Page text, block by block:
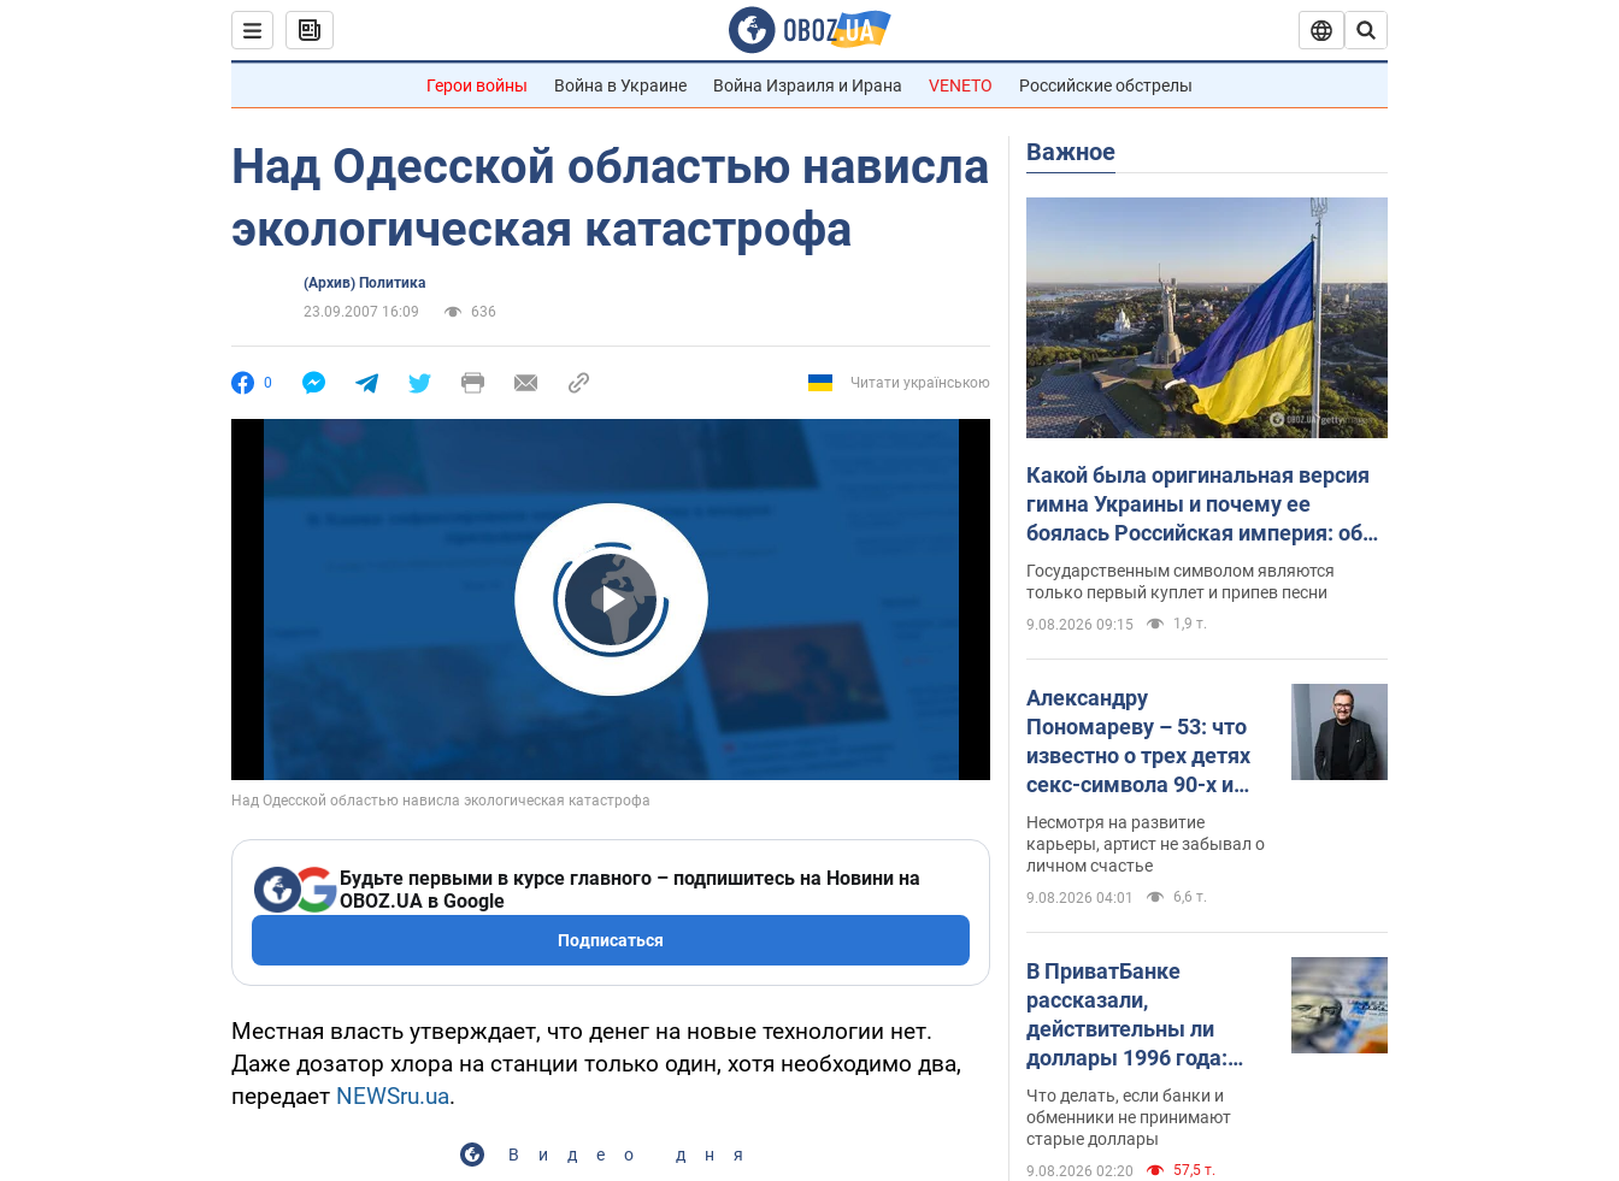
Герои войны Война в Украине Война Израиля и Ирана VENETO Российские обстрелы
Над Одесской областью нависла
экологическая катастрофа
(Архив) Политика
23.09.2007 16:09
636
0 Читати українською
Play Video
Будьте первыми в курсе главного – подпишитесь на Новини на
OBOZ.UA в Google
Подписаться
Местная власть утверждает, что денег на новые технологии нет.
Даже дозатор хлора на станции только один, хотя необходимо два,
передает NEWSru.ua.
Видео дня
Важное
Какой была оригинальная версия
гимна Украины и почему ее
боялась Российская империя: об
этом не рассказывают в школе
Государственным символом являются
только первый куплет и припев песни
9.08.2026 09:15 1,9 т.
Александру
Пономареву – 53: что
известно о трех детях
секс-символа 90-х и
как они выглядят
Несмотря на развитие
карьеры, артист не забывал о
личном счастье
9.08.2026 04:01 6,6 т.
В ПриватБанке
рассказали,
действительны ли
доллары 1996 года:
принимают ли
обменники и банки
такие купюры
Что делать, если банки и
обменники не принимают
старые доллары
9.08.2026 02:20 57,5 т.